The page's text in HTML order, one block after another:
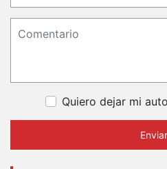
Quiero dejar mi
Enviar